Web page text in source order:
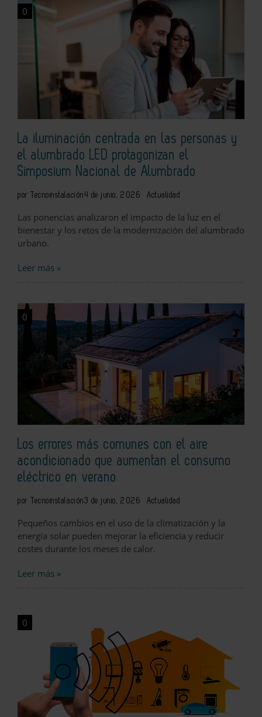
0
La iluminación centrada en las personas y
el alumbrado LED protagonizan el
Simposium Nacional de Alumbrado
por Tecnoinstalación 4 de junio, 2026 Actualidad
Las ponencias analizaron el impacto de la luz en el
bienestar y los retos de la modernización del alumbrado
urbano.
Leer más »
0
Los errores más comunes con el aire
acondicionado que aumentan el consumo
eléctrico en verano
por Tecnoinstalación3 de junio, 2026 Actualidad
Pequeños cambios en el uso de la climatización y la
energía solar pueden mejorar la eficiencia y reducir
costes durante los meses de calor.
Leer más »
0